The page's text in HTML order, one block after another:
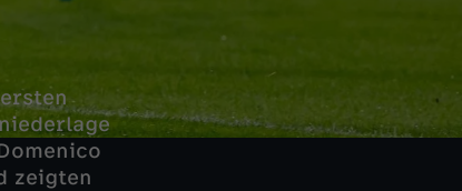
zeigten